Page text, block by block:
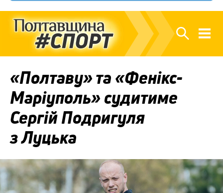
«Полтаву» та «Фенікс-
Маріуполь» судитиме
Сергій Подригуля
з Луцька